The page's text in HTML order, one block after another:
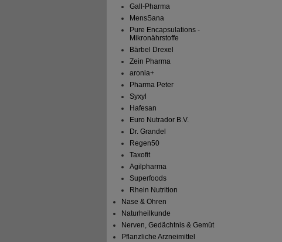
auch die Werbung auf
teilweise an Dritte wie z.B.
Gall-Pharma
MensSana
Pure Encapsulations -
Mikronährstoffe
Bärbel Drexel
Zein Pharma
aronia+
Pharma Peter
Syxyl
Hafesan
Euro Nutrador B.V.
Dr. Grandel
Regen50
Taxofit
Agilpharma
Superfoods
Rhein Nutrition
Nase & Ohren
Naturheilkunde
Nerven, Gedächtnis & Gemüt
Pflanzliche Arzneimittel